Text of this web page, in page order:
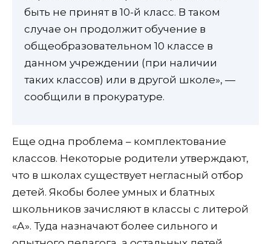
быть не принят в 10-й класс. В таком
случае он продолжит обучение в
общеобразовательном 10 классе в
данном учреждении (при наличии
таких классов) или в другой школе», —
сообщили в прокуратуре.
Еще одна проблема – комплектование
классов. Некоторые родители утверждают,
что в школах существует негласный отбор
детей. Якобы более умных и блатных
школьников зачисляют в классы с литерой
«А». Туда назначают более сильного и